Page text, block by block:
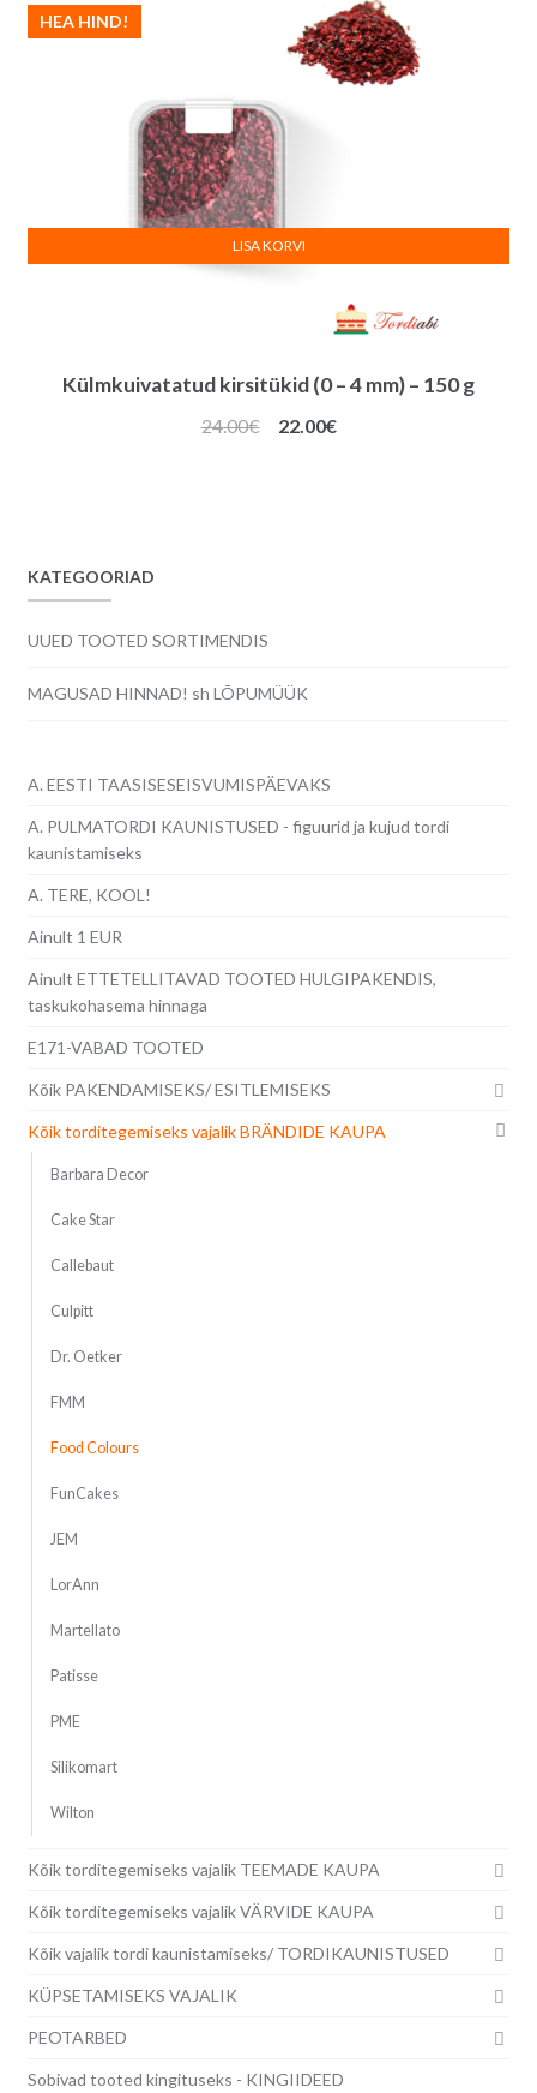
Külmkuivatatud kirsitükid (0 – 4 mm) – 150 g
HEA HIND!
24.00€
Algne
22.00€Praegune
LISA KORVI
KATEGOORIAD
UUED TOOTED SORTIMENDIS
MAGUSAD HINNAD! sh LÕPUMÜÜK
A. EESTI TAASISESEISVUMISPÄEVAKS
A. PULMATORDI KAUNISTUSED - figuurid ja kujud tordi
kaunistamiseks
A. TERE, KOOL!
Ainult 1 EUR
Ainult ETTETELLITAVAD TOOTED HULGIPAKENDIS,
taskukohasema hinnaga
E171-VABAD TOOTED
Kõik PAKENDAMISEKS/ ESITLEMISEKS
Kõik torditegemiseks vajalik BRÄNDIDE KAUPA
Barbara Decor
Cake Star
Callebaut
Culpitt
Dr. Oetker
FMM
Food Colours
FunCakes
JEM
LorAnn
Martellato
Patisse
PME
Silikomart
Wilton
Kõik torditegemiseks vajalik TEEMADE KAUPA
Kõik torditegemiseks vajalik VÄRVIDE KAUPA
Kõik vajalik tordi kaunistamiseks/ TORDIKAUNISTUSED
KÜPSETAMISEKS VAJALIK
PEOTARBED
Sobivad tooted kingituseks - KINGIIDEED